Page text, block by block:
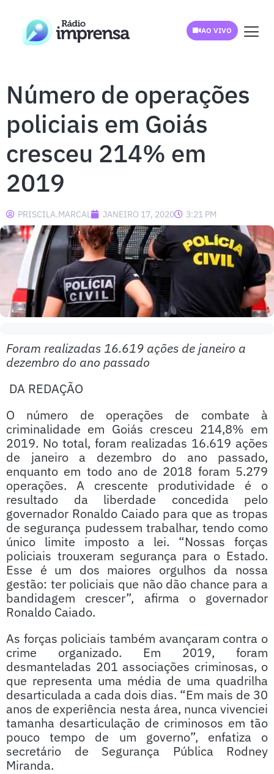
AO VIVO
Número de operações
policiais em Goiás
cresceu 214% em
2019
PRISCILA.MARCAL JANEIRO 17, 2020 3:21 PM
Foram realizadas 16.619 ações de janeiro a
dezembro do ano passado
DA REDAÇÃO
O número de operações de combate à
criminalidade em Goiás cresceu 214,8% em
2019. No total, foram realizadas 16.619 ações
de janeiro a dezembro do ano passado,
enquanto em todo ano de 2018 foram 5.279
operações. A crescente produtividade é o
resultado da liberdade concedida pelo
governador Ronaldo Caiado para que as tropas
de segurança pudessem trabalhar, tendo como
único limite imposto a lei. “Nossas forças
policiais trouxeram segurança para o Estado.
Esse é um dos maiores orgulhos da nossa
gestão: ter policiais que não dão chance para a
bandidagem crescer”, afirma o governador
Ronaldo Caiado.
As forças policiais também avançaram contra o
crime organizado. Em 2019, foram
desmanteladas 201 associações criminosas, o
que representa uma média de uma quadrilha
desarticulada a cada dois dias. “Em mais de 30
anos de experiência nesta área, nunca vivenciei
tamanha desarticulação de criminosos em tão
pouco tempo de um governo”, enfatiza o
secretário de Segurança Pública Rodney
Miranda.